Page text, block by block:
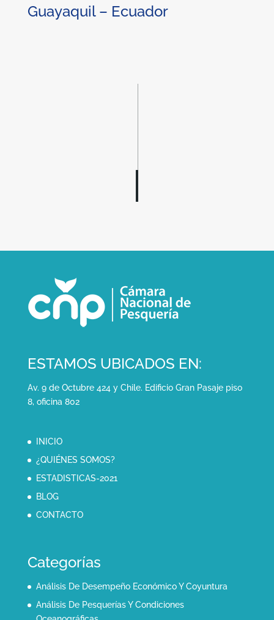
Guayaquil – Ecuador
ESTAMOS UBICADOS EN:
Av. 9 de Octubre 424 y Chile. Edificio Gran Pasaje piso
8, oficina 802
INICIO
¿QUIÉNES SOMOS?
ESTADISTICAS-2021
BLOG
CONTACTO
Categorías
Análisis De Desempeño Económico Y Coyuntura
Análisis De Pesquerías Y Condiciones